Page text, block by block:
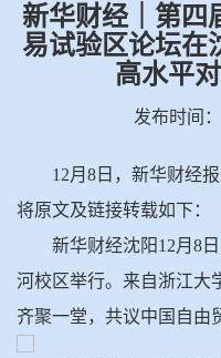
新华财经｜第四
易试验区论坛在
高水平
发布时间：
12月8日， 新华财经
将原文及链接转载如下：
新华财经沈阳12月8
河校区举行。来自浙江大
齐聚一堂，共议中国自由